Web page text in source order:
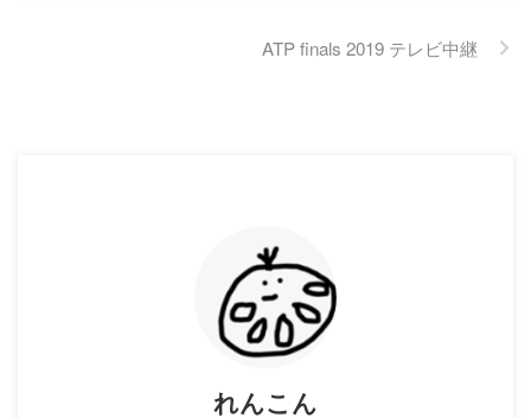
ATP finals 2019 テレビ中継
れんこん